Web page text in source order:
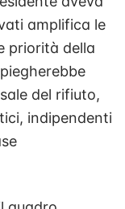
amplifica le
priorità della
del rifiuto,
indipendenti